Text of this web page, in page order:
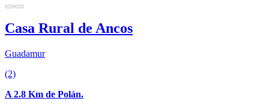
Casa Rural de Ancos
Guadamur
(2)
A 2.8 Km de Polán.